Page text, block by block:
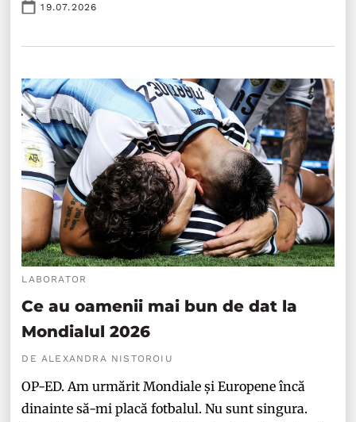
19.07.2026
LABORATOR
Ce au oamenii mai bun de dat la
Mondialul 2026
DE ALEXANDRA NISTOROIU
OP-ED. Am urmărit Mondiale și Europene încă
dinainte să-mi placă fotbalul. Nu sunt singura.